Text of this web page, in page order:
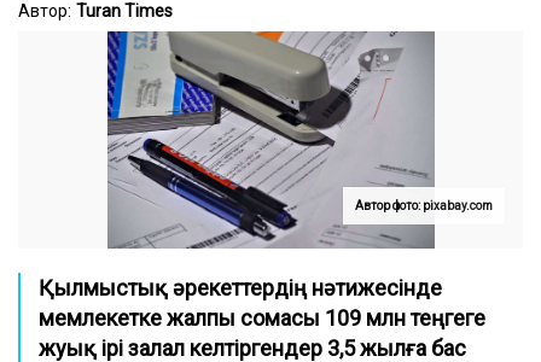
Автор: Turan Times
Автор фото: pixabay.com
Қылмыстық әрекеттердің нәтижесінде
мемлекетке жалпы сомасы 109 млн теңгеге
жуық ірі залал келтіргендер 3,5 жылға бас